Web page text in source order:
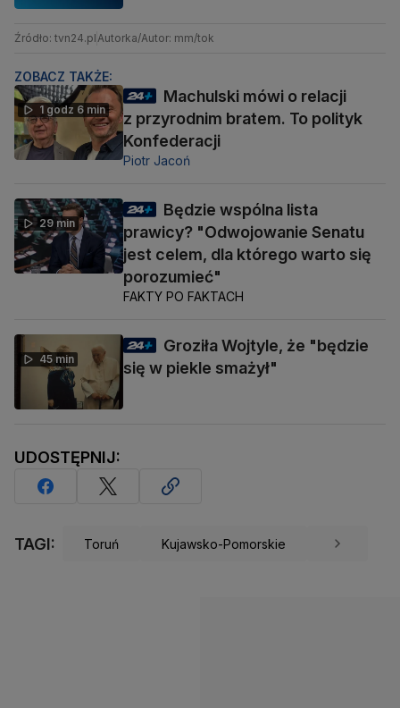
Źródło: tvn24.pl Autorka/Autor: mm/tok
ZOBACZ TAKŻE:
1 godz 6 min
Machulski mówi o relacji
z przyrodnim bratem. To polityk
Konfederacji
Piotr Jacoń
29 min
Będzie wspólna lista
prawicy? "Odwojowanie Senatu
jest celem, dla którego warto się
porozumieć"
FAKTY PO FAKTACH
45 min
Groziła Wojtyle, że "będzie
się w piekle smażył"
UDOSTĘPNIJ:
TAGI: Toruń Kujawsko-Pomorskie